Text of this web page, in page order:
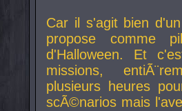
Car il s'agit bien
propose comme
d'Halloween. Et
missions,
plusieurs heures
scÃ©narios mais